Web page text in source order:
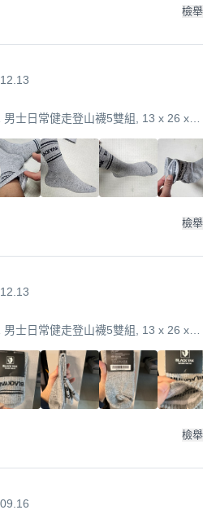
檢舉
男士日常健走登山襪5雙組, 13 x 26 x
檢舉
男士日常健走登山襪5雙組, 13 x 26 x
檢舉